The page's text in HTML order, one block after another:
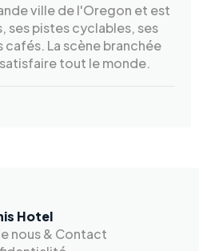
ville de l'Oregon et est
ses pistes cyclables, ses
La scène branchée
tout le monde.
Hotel
nous & Contact